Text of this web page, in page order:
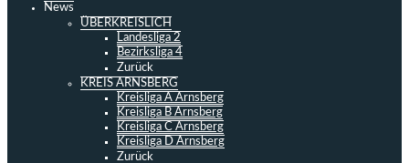
News
ÜBERKREISLICH
Landesliga 2
Bezirksliga 4
Zurück
KREIS ARNSBERG
Kreisliga A Arnsberg
Kreisliga B Arnsberg
Kreisliga C Arnsberg
Kreisliga D Arnsberg
Zurück